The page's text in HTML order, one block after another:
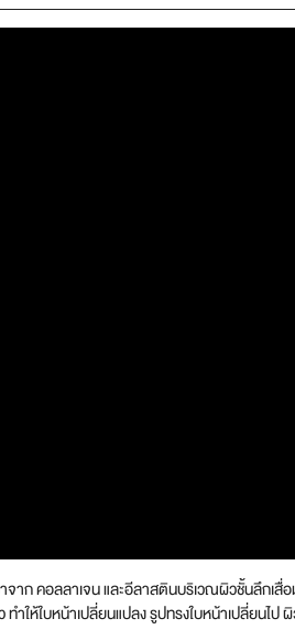
าก คอลลาเจน และอีลาสตินบริเวณผิวชั้นลึกเ
ให้ใบหน้าเปลี่ยนแปลง รูปทรงใบหน้าเปลี่ยนไป